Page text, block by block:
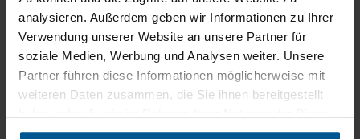
analysieren. Außerdem geben wir Informationen zu Ihrer
Verwendung unserer Website an unsere Partner für
soziale Medien, Werbung und Analysen weiter. Unsere
Partner führen diese Informationen möglicherweise mit
weiteren Daten zusammen, die Sie ihnen bereitgestellt
gesammelt haben.
Montage:
Die beiliegende
Wandmontageschienen an der Wand
verschrauben, beleuchtetes Wandbild
an die Wand hängen. Stoff einkedern,
dabei an den Ecken beginnen. Stecker
mit Stromzufuhr verbinden.